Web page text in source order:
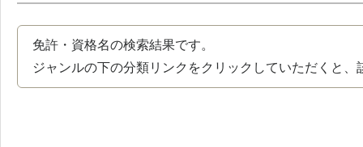
免許・資格名の検索結果です。
ジャンルの下の分類リンクをクリックしていただくと